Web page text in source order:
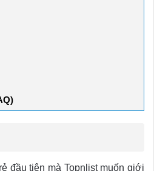
đầu tiên mà Topnlist muốn giới